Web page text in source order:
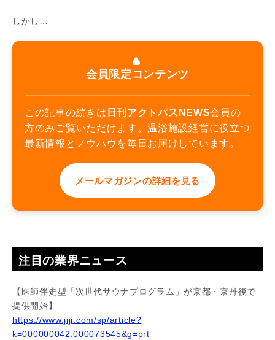
しかし…
会員限定コンテンツ
この記事の続きは 日刊アクトパスNEWS会員の
方のみご覧いただけます。温浴施設経営に役立つ
最新情報とノウハウを毎日お届けしています。
メールマガジンの詳細を見る
注目の業界ニュース
【医師伴走型「次世代サウナプログラム」が京都・京丹後で
提供開始】
https://www.jiji.com/sp/article?
k=000000042.000073545&g=prt